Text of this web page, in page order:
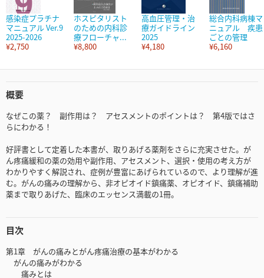
感染症プラチナ
マニュアル Ver.9
2025-2026
¥2,750
ホスピタリスト
のための内科診
療フローチャ...
¥8,800
高血圧管理・治
療ガイドライン
2025
¥4,180
総合内科病棟マ
ニュアル 疾患
ごとの管理
¥6,160
概要
なぜこの薬？ 副作用は？ アセスメントのポイントは？ 第4版ではさ
らにわかる！
好評書として定着した本書が、取りあげる薬剤をさらに充実させた。が
ん疼痛緩和の薬の効用や副作用、アセスメント、選択・使用の考え方が
わかりやすく解説され、症例が豊富にあげられているので、より理解が進
む。がんの痛みの理解から、非オピオイド鎮痛薬、オピオイド、鎮痛補助
薬まで取りあげた、臨床のエッセンス満載の1冊。
目次
第1章 がんの痛みとがん疼痛治療の基本がわかる
がんの痛みがわかる
痛みとは